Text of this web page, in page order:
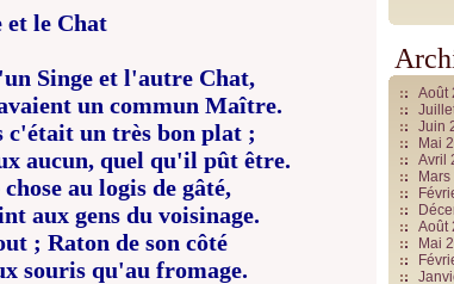
et le Chat
Singe et l'autre Chat,
un commun Maître.
un très bon plat ;
aucun, quel qu'il pût être.
au logis de gâté,
aux gens du voisinage.
; Raton de son côté
souris qu'au fromage.
Août
Juin
Mai
Avril
Août
Mai